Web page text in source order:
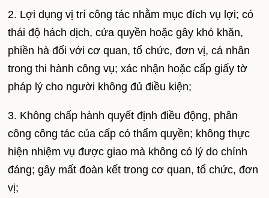
2. Lợi dụng vị trí công tác nhằm mục đích vụ lợi; có
thái độ hách dịch, cửa quyền hoặc gây khó khăn,
phiền hà đối với cơ quan, tổ chức, đơn vị, cá nhân
trong thi hành công vụ; xác nhận hoặc cấp giấy tờ
pháp lý cho người không đủ điều kiện;
3. Không chấp hành quyết định điều động, phân
công công tác của cấp có thẩm quyền; không thực
hiện nhiệm vụ được giao mà không có lý do chính
đáng; gây mất đoàn kết trong cơ quan, tổ chức, đơn
vị;